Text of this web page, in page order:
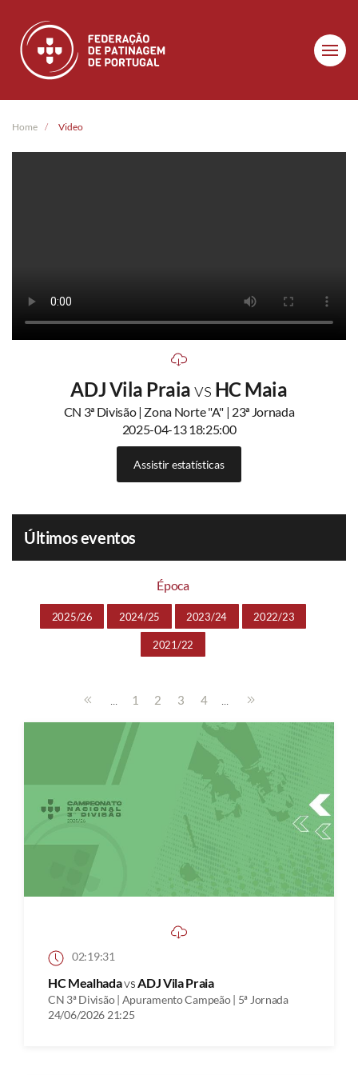
Skip to main content
Home Video
ADJ Vila Praiavs HC Maia
CN 3ª Divisão | Zona Norte "A" | 23ª Jornada
2025-04-13 18:25:00
Assistir estatísticas
Últimos eventos
Época
2025/26 2024/25 2023/24 2022/23
2021/22
... 1 2 3 4 ...
02:19:31
HC MealhadavsADJ Vila Praia
CN 3ª Divisão | Apuramento Campeão | 5ª Jornada
24/06/2026 21:25